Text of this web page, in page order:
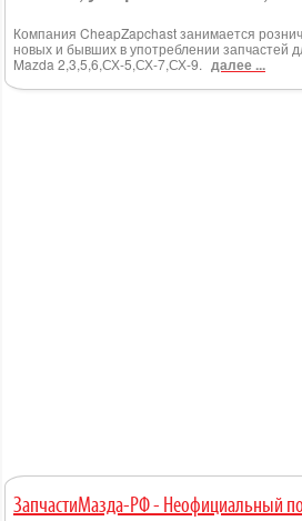
Компания CheapZapchast занимается
новых и бывших в употреблении запчастей
Mazda 2,3,5,6,СХ-5,СХ-7,СХ-9. далее ...
ЗапчастиМазда-РФ - Неофициальный